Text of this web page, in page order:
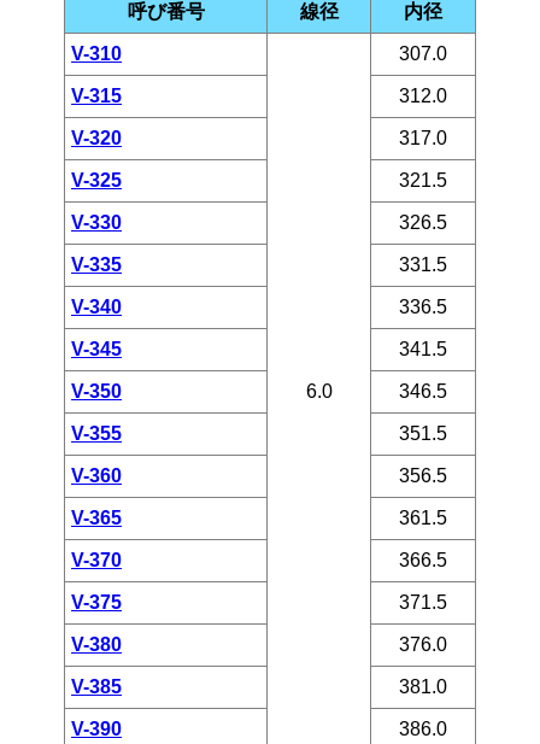
呼び番号 線径 内径
V-310
6.0
307.0
V-315 312.0
V-320 317.0
V-325 321.5
V-330 326.5
V-335 331.5
V-340 336.5
V-345 341.5
V-350 346.5
V-355 351.5
V-360 356.5
V-365 361.5
V-370 366.5
V-375 371.5
V-380 376.0
V-385 381.0
V-390 386.0